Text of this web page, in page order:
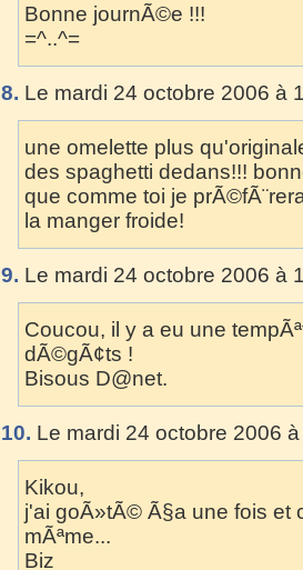
Bonne journÃ©e !!!
=^..^=
8. Le mardi 24 octobre 2006 à
une omelette plus
des spaghetti dedans!!!
que comme toi je
la manger froide!
9. Le mardi 24 octobre 2006 à
Coucou, il y a eu une
dÃ©gÃ¢ts !
Bisous D@net.
10. Le mardi 24 octobre 2006
Kikou,
j'ai goÃ»tÃ© Ã§a une fois et
mÃªme...
Biz